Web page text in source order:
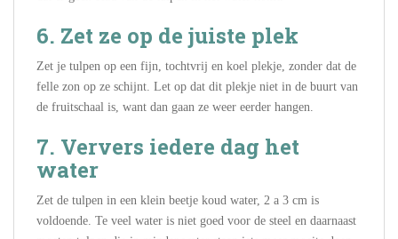
6. Zet ze op de juiste plek
Zet je tulpen op een fijn, tochtvrij en koel plekje, zonder dat de
felle zon op ze schijnt. Let op dat dit plekje niet in de buurt van
de fruitschaal is, want dan gaan ze weer eerder hangen.
7. Ververs iedere dag het
water
Zet de tulpen in een klein beetje koud water, 2 a 3 cm is
voldoende. Te veel water is niet goed voor de steel en daarnaast